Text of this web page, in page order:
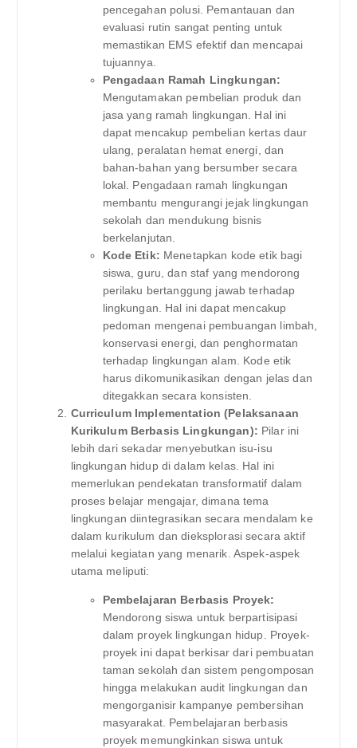
pencegahan polusi. Pemantauan dan
evaluasi rutin sangat penting untuk
memastikan EMS efektif dan mencapai
tujuannya.
Pengadaan Ramah Lingkungan:
Mengutamakan pembelian produk dan
jasa yang ramah lingkungan. Hal ini
dapat mencakup pembelian kertas daur
ulang, peralatan hemat energi, dan
bahan-bahan yang bersumber secara
lokal. Pengadaan ramah lingkungan
membantu mengurangi jejak lingkungan
sekolah dan mendukung bisnis
berkelanjutan.
Kode Etik: Menetapkan kode etik bagi
siswa, guru, dan staf yang mendorong
perilaku bertanggung jawab terhadap
lingkungan. Hal ini dapat mencakup
pedoman mengenai pembuangan limbah,
konservasi energi, dan penghormatan
terhadap lingkungan alam. Kode etik
harus dikomunikasikan dengan jelas dan
ditegakkan secara konsisten.
Curriculum Implementation (Pelaksanaan
Kurikulum Berbasis Lingkungan): Pilar ini
lebih dari sekadar menyebutkan isu-isu
lingkungan hidup di dalam kelas. Hal ini
memerlukan pendekatan transformatif dalam
proses belajar mengajar, dimana tema
lingkungan diintegrasikan secara mendalam ke
dalam kurikulum dan dieksplorasi secara aktif
melalui kegiatan yang menarik. Aspek-aspek
utama meliputi:
Pembelajaran Berbasis Proyek:
Mendorong siswa untuk berpartisipasi
dalam proyek lingkungan hidup. Proyek-
proyek ini dapat berkisar dari pembuatan
taman sekolah dan sistem pengomposan
hingga melakukan audit lingkungan dan
mengorganisir kampanye pembersihan
masyarakat. Pembelajaran berbasis
proyek memungkinkan siswa untuk